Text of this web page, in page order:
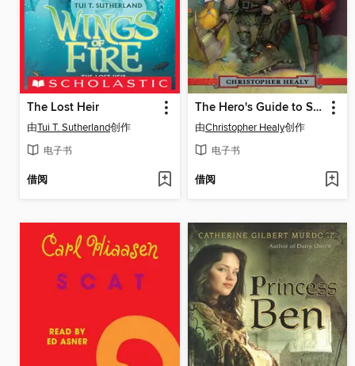
The Lost Heir
由Tui T. Sutherland创作
电子书
借阅
The Hero's Guide to Saving Your Kingdom
由Christopher Healy创作
电子书
借阅